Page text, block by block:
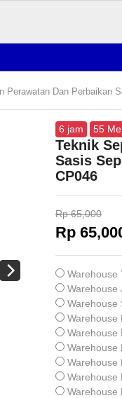
Perawatan Dan Perbaikan
6 jam 55
Teknik
Sasis
CP046
Rp 65,000
Rp
Warehouse
Warehouse
Warehouse
Warehouse
Warehouse
Warehouse
Warehouse
Warehouse
Warehouse